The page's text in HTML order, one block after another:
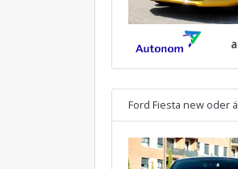
Ford Fiesta new oder